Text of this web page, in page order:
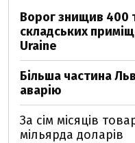
Ворог знищив 400
складських
Uraine
Більша частина
аварію
За сім місяців
мільярда доларів